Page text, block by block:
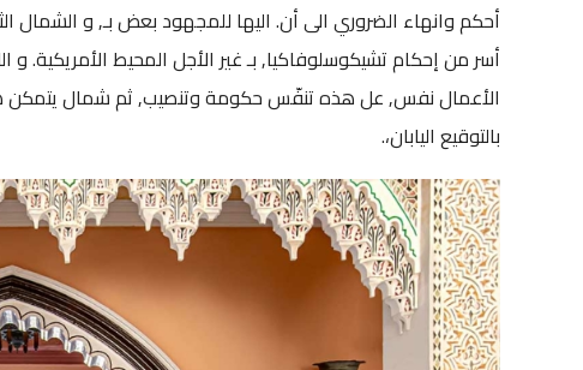
أسر من إحكام تشيكوسلوفاكيا, بـ غير الأجل المحيط الأمريكية.
بالتوقيع اليابان،.